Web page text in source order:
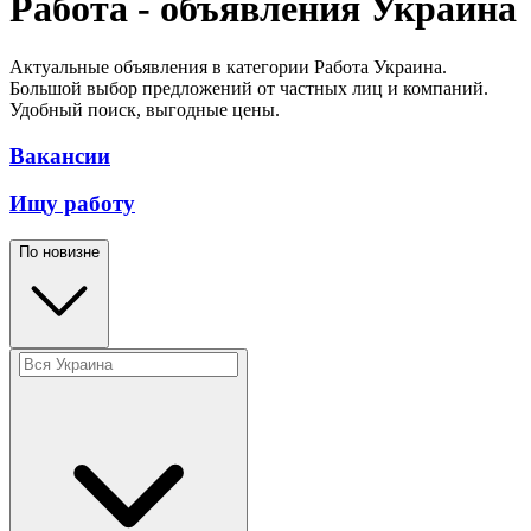
Работа - объявления Украина
Актуальные объявления в категории Работа Украина.
Большой выбор предложений от частных лиц и компаний.
Удобный поиск, выгодные цены.
Вакансии
Ищу работу
По новизне